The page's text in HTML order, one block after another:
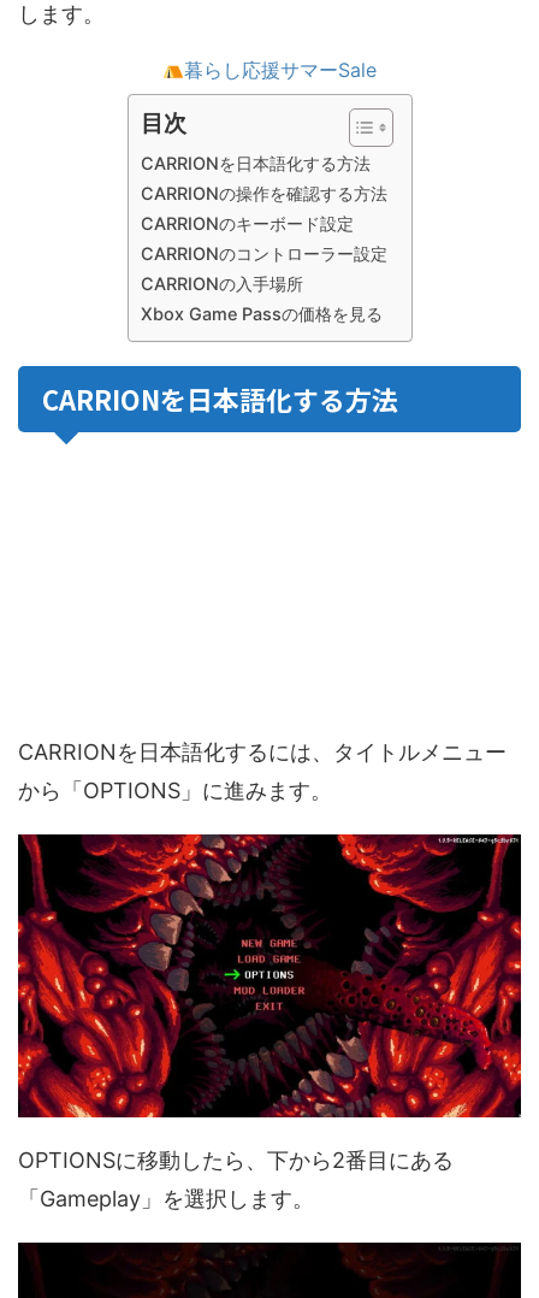
します。
暮らし応援サマーSale
目次
CARRIONを日本語化する方法
CARRIONの操作を確認する方法
CARRIONのキーボード設定
CARRIONのコントローラー設定
CARRIONの入手場所
Xbox Game Passの価格を見る
CARRIONを日本語化する方法
CARRIONを日本語化するには、タイトルメニュー
から「OPTIONS」に進みます。
OPTIONSに移動したら、下から2番目にある
「Gameplay」を選択します。